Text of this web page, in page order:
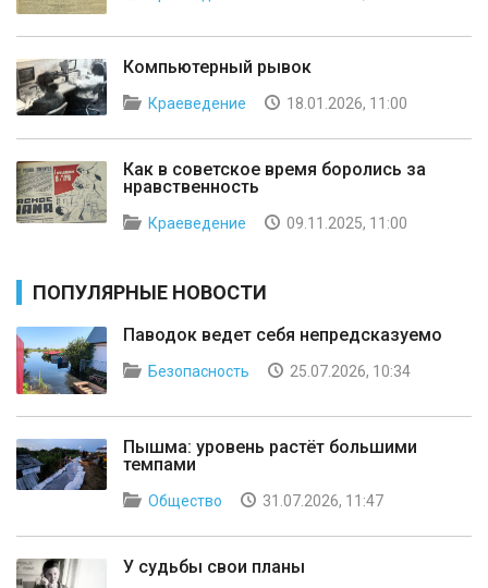
Компьютерный рывок
Краеведение 18.01.2026, 11:00
Как в советское время боролись за
нравственность
Краеведение 09.11.2025, 11:00
ПОПУЛЯРНЫЕ НОВОСТИ
Паводок ведет себя непредсказуемо
Безопасность 25.07.2026, 10:34
Пышма: уровень растёт большими
темпами
Общество 31.07.2026, 11:47
У судьбы свои планы